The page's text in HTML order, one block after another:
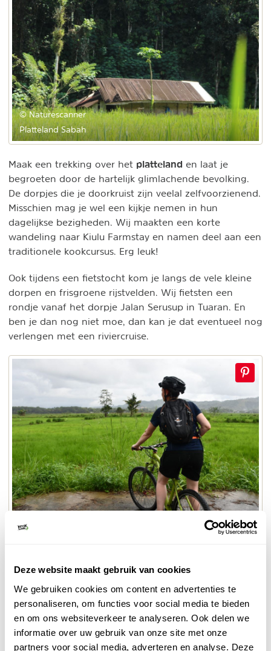
Deze website maakt gebruik van cookies
We gebruiken cookies om content en advertenties te
personaliseren, om functies voor social media te bieden
en om ons websiteverkeer te analyseren. Ook delen we
informatie over uw gebruik van onze site met onze
partners voor social media, adverteren en analyse. Deze
© Naturescanner
Platteland Sabah
Maak een trekking over het platteland en laat je
begroeten door de hartelijk glimlachende bevolking.
De dorpjes die je doorkruist zijn veelal zelfvoorzienend.
Misschien mag je wel een kijkje nemen in hun
dagelijkse bezigheden. Wij maakten een korte
wandeling naar Kiulu Farmstay en namen deel aan een
traditionele kookcursus. Erg leuk!
Ook tijdens een fietstocht kom je langs de vele kleine
dorpen en frisgroene rijstvelden. Wij fietsten een
rondje vanaf het dorpje Jalan Serusup in Tuaran. En
ben je dan nog niet moe, dan kan je dat eventueel nog
verlengen met een riviercruise.
Fietsen Sabah
Vogelspotters kunnen terecht bij Likas Bay en Likas
Kinabalu.
2. Danum Valley
Bij vogelaars is de Danum Vallei populair geworden